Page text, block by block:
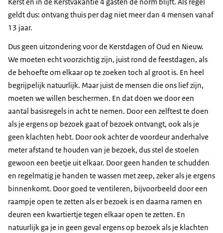
Kerst en in de Kerstvakantie 4 gasten de norm blijft. Als regel
geldt dus: ontvang thuis per dag niet meer dan 4 mensen vanaf
13 jaar.
Dus geen uitzondering voor de Kerstdagen of Oud en Nieuw.
We moeten echt voorzichtig zijn, juist rond de feestdagen, als
de behoefte om elkaar op te zoeken toch al groot is. En heel
begrijpelijk natuurlijk. Maar juist de mensen die ons lief zijn,
moeten we willen beschermen. En dat doen we door een
aantal basisregels in acht te nemen. Door een zelftest te doen
als je ergens op bezoek gaat of bezoek ontvangt, ook als je
geen klachten hebt. Door ook achter de voordeur anderhalve
meter afstand te houden van je bezoek, dus stel de stoelen
gewoon een beetje uit elkaar. Door geen handen te schudden
en regelmatig je handen te wassen met zeep, zeker als je ergens
binnenkomt. Door goed te ventileren, bijvoorbeeld door een
raampje open te zetten als er bezoek is en daarna ramen en
deuren een kwartiertje tegen elkaar open te zetten. En
natuurlijk ga je in geen geval ergens op bezoek als je klachten